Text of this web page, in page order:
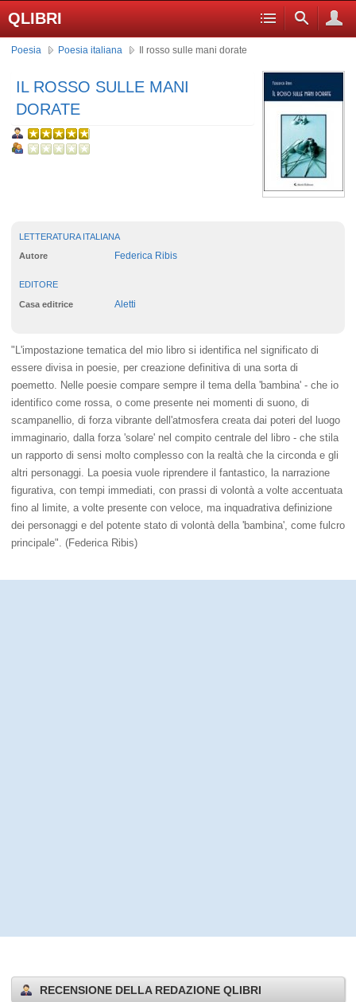
QLIBRI
Poesia Poesia italiana Il rosso sulle mani dorate
IL ROSSO SULLE MANI
DORATE
LETTERATURA ITALIANA
Autore Federica Ribis
EDITORE
Casa editrice Aletti
"L'impostazione tematica del mio libro si identifica nel significato di
essere divisa in poesie, per creazione definitiva di una sorta di
poemetto. Nelle poesie compare sempre il tema della 'bambina' - che io
identifico come rossa, o come presente nei momenti di suono, di
scampanellio, di forza vibrante dell'atmosfera creata dai poteri del luogo
immaginario, dalla forza 'solare' nel compito centrale del libro - che stila
un rapporto di sensi molto complesso con la realtà che la circonda e gli
altri personaggi. La poesia vuole riprendere il fantastico, la narrazione
figurativa, con tempi immediati, con prassi di volontà a volte accentuata
fino al limite, a volte presente con veloce, ma inquadrativa definizione
dei personaggi e del potente stato di volontà della 'bambina', come fulcro
principale". (Federica Ribis)
RECENSIONE DELLA REDAZIONE QLIBRI